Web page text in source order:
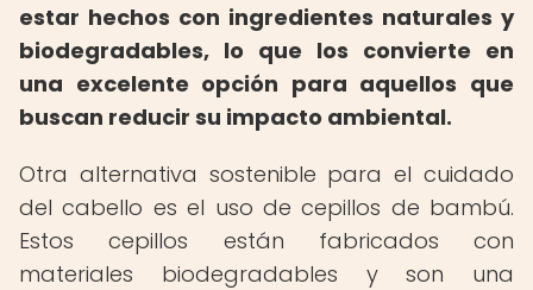
estar hechos con ingredientes naturales y
biodegradables, lo que los convierte en
una excelente opción para aquellos que
buscan reducir su impacto ambiental.
Otra alternativa sostenible para el cuidado
del cabello es el uso de cepillos de bambú.
Estos cepillos están fabricados con
materiales biodegradables y son una